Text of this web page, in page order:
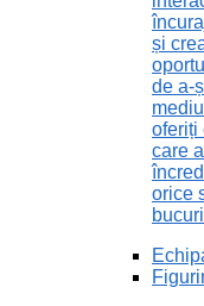
și
de a-
oferiți
care
orice